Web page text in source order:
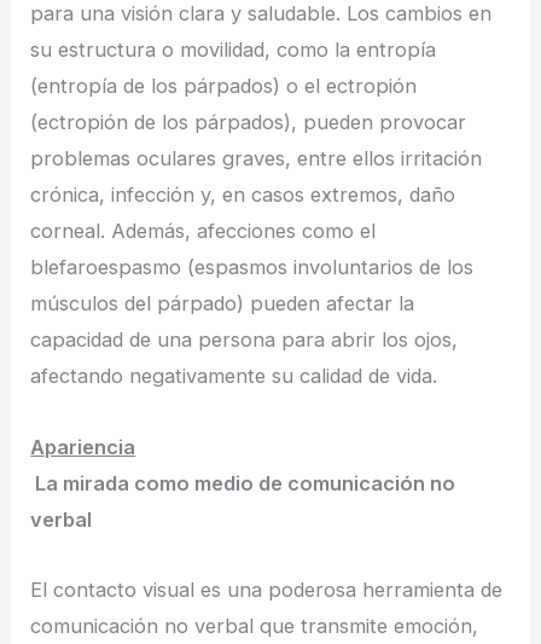
para una visión clara y saludable. Los cambios en
su estructura o movilidad, como la entropía
(entropía de los párpados) o el ectropión
(ectropión de los párpados), pueden provocar
problemas oculares graves, entre ellos irritación
crónica, infección y, en casos extremos, daño
corneal. Además, afecciones como el
blefaroespasmo (espasmos involuntarios de los
músculos del párpado) pueden afectar la
capacidad de una persona para abrir los ojos,
afectando negativamente su calidad de vida.
Apariencia
La mirada como medio de comunicación no
verbal
El contacto visual es una poderosa herramienta de
comunicación no verbal que transmite emoción,